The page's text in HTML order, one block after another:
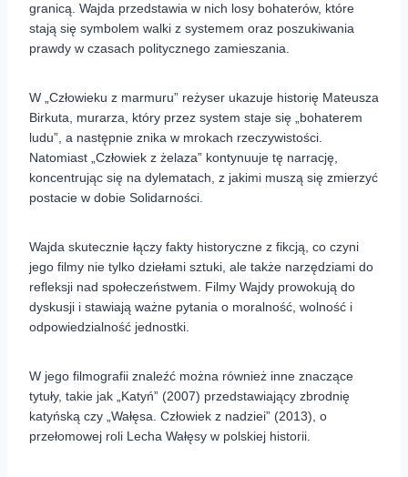
granicą. Wajda przedstawia w nich losy bohaterów, które
stają się symbolem walki z systemem oraz poszukiwania
prawdy w czasach politycznego zamieszania.
W „Człowieku z marmuru” reżyser ukazuje historię Mateusza
Birkuta, murarza, który przez system staje się „bohaterem
ludu”, a następnie znika w mrokach rzeczywistości.
Natomiast „Człowiek z żelaza” kontynuuje tę narrację,
koncentrując się na dylematach, z jakimi muszą się zmierzyć
postacie w dobie Solidarności.
Wajda skutecznie łączy fakty historyczne z fikcją, co czyni
jego filmy nie tylko dziełami sztuki, ale także narzędziami do
refleksji nad społeczeństwem. Filmy Wajdy prowokują do
dyskusji i stawiają ważne pytania o moralność, wolność i
odpowiedzialność jednostki.
W jego filmografii znaleźć można również inne znaczące
tytuły, takie jak „Katyń” (2007) przedstawiający zbrodnię
katyńską czy „Wałęsa. Człowiek z nadziei” (2013), o
przełomowej roli Lecha Wałęsy w polskiej historii.